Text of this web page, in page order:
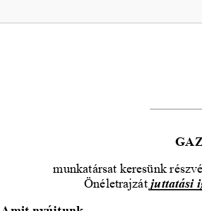
munkatársat keresünk
Önéletrajzát juttatási